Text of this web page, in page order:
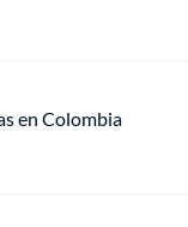
en Colombia